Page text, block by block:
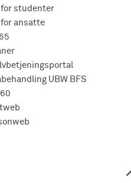
for studenter
for ansatte
UBW BFS